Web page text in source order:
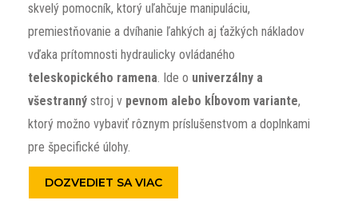
skvelý pomocník, ktorý uľahčuje manipuláciu,
premiestňovanie a dvíhanie ľahkých aj ťažkých nákladov
vďaka prítomnosti hydraulicky ovládaného
teleskopického ramena. Ide o univerzálny a
všestranný stroj v pevnom alebo kĺbovom variante,
ktorý možno vybaviť rôznym príslušenstvom a doplnkami
pre špecifické úlohy.